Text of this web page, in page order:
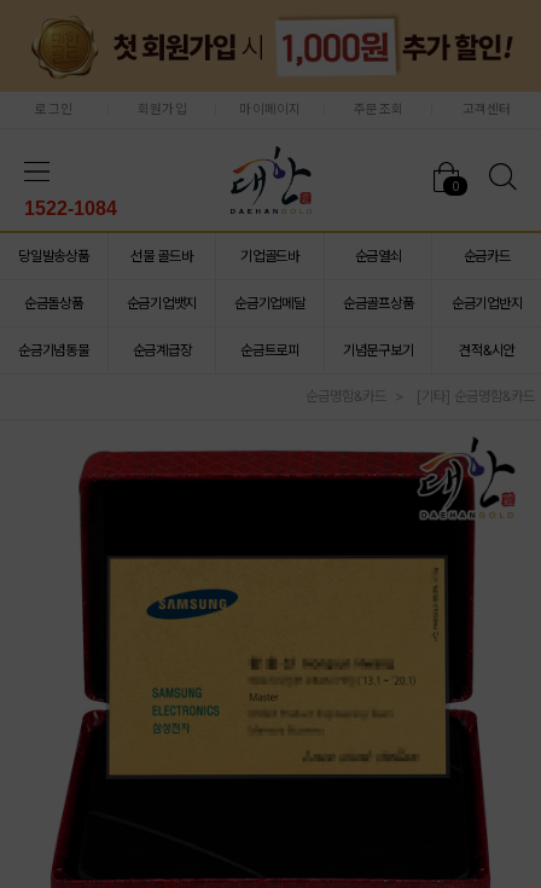
로그인 회원가입 마이페이지 주문조회 고객센터
0
1522-1084
당일발송상품 선물 골드바 기업골드바 순금열쇠 순금카드
순금돌상품 순금기업뱃지 순금기업메달 순금골프상품 순금기업반지
순금기념동물 순금계급장 순금트로피 기념문구보기 견적&시안
순금명함&카드 [기타] 순금명함&카드